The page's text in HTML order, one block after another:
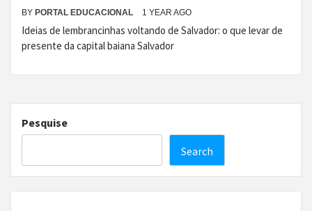
BY PORTAL EDUCACIONAL 1 YEAR AGO
Ideias de lembrancinhas voltando de Salvador: o que levar de
presente da capital baiana Salvador
Pesquise
Search